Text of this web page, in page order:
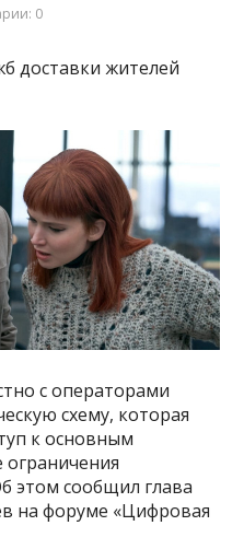
0
доставки жителей
с операторами
схему, которая
к основным
ограничения
этом сообщил глава
на форуме «Цифровая